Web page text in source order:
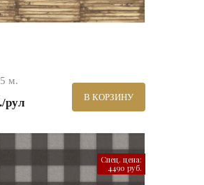
м.
рул В КОРЗИНУ
Спец. цена:
4490 руб.